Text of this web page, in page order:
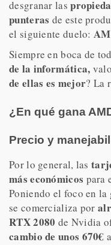
desgranar las
punteras de este
el siguiente duelo:
Siempre en boca de
de la informática,
de ellas es mejor? La
¿En qué gana
Precio y
Por lo general, las
más económicos para
Poniendo el foco en
se comercializa por
RTX 2080 de Nvidia
cambio de unos 670€